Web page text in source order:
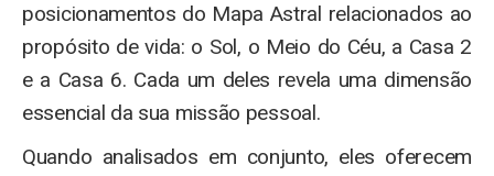
posicionamentos do Mapa Astral relacionados ao
propósito de vida: o Sol, o Meio do Céu, a Casa 2
e a Casa 6. Cada um deles revela uma dimensão
essencial da sua missão pessoal.
Quando analisados em conjunto, eles oferecem